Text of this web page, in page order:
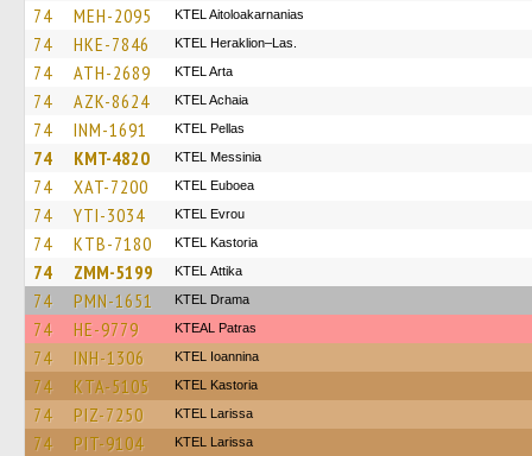
74 MEH-2095 KTEL Aitoloakarnanias
74 HKE-7846 KTEL Heraklion–Las.
74 ATH-2689 KTEL Arta
74 AZK-8624 KTEL Achaia
74 INM-1691 KTEL Pellas
74 KMT-4820 KTEL Messinia
74 XAT-7200 ΚΤΕL Euboea
74 YTI-3034 KTEL Evrou
74 KTB-7180 KTEL Kastoria
74 ZMM-5199 KΤΕL Αttika
74 PMN-1651 KTEL Drama
74 HE-9779 KTEAL Patras
74 INH-1306 KTEL Ioannina
74 KTA-5105 KTEL Kastoria
74 PIZ-7250 KTEL Larissa
74 PIT-9104 KTEL Larissa